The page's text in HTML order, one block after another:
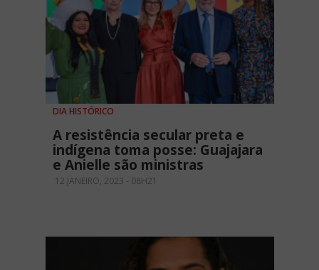
DIA HISTÓRICO
A resistência secular preta e
indígena toma posse: Guajajara
e Anielle são ministras
12 JANEIRO, 2023 - 08H21